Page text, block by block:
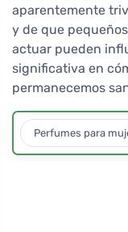
aparentemente
y de que
actuar pueden
significativa en
permanecemos
Perfumes para